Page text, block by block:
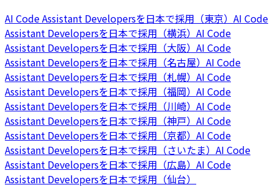
AI Code Assistant Developersを日本で採用（東京） AI Code
Assistant Developersを日本で採用（横浜） AI Code
Assistant Developersを日本で採用（大阪） AI Code
Assistant Developersを日本で採用（名古屋） AI Code
Assistant Developersを日本で採用（札幌） AI Code
Assistant Developersを日本で採用（福岡） AI Code
Assistant Developersを日本で採用（川崎） AI Code
Assistant Developersを日本で採用（神戸） AI Code
Assistant Developersを日本で採用（京都） AI Code
Assistant Developersを日本で採用（さいたま） AI Code
Assistant Developersを日本で採用（広島） AI Code
Assistant Developersを日本で採用（仙台）